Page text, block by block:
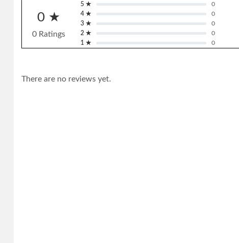
0 ★
0 Ratings
5 ★
0
4 ★
0
3 ★
0
2 ★
0
1 ★
0
There are no reviews yet.